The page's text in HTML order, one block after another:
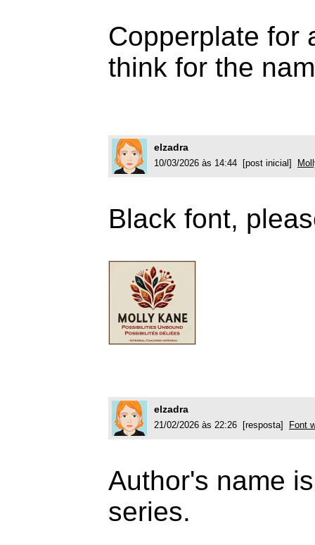
Copperplate for
think for the
elzadra
10/03/2026 às 14:44 [post inicial]
Black font,
elzadra
21/02/2026 às 22:26 [resposta] Font
Author's name
series.